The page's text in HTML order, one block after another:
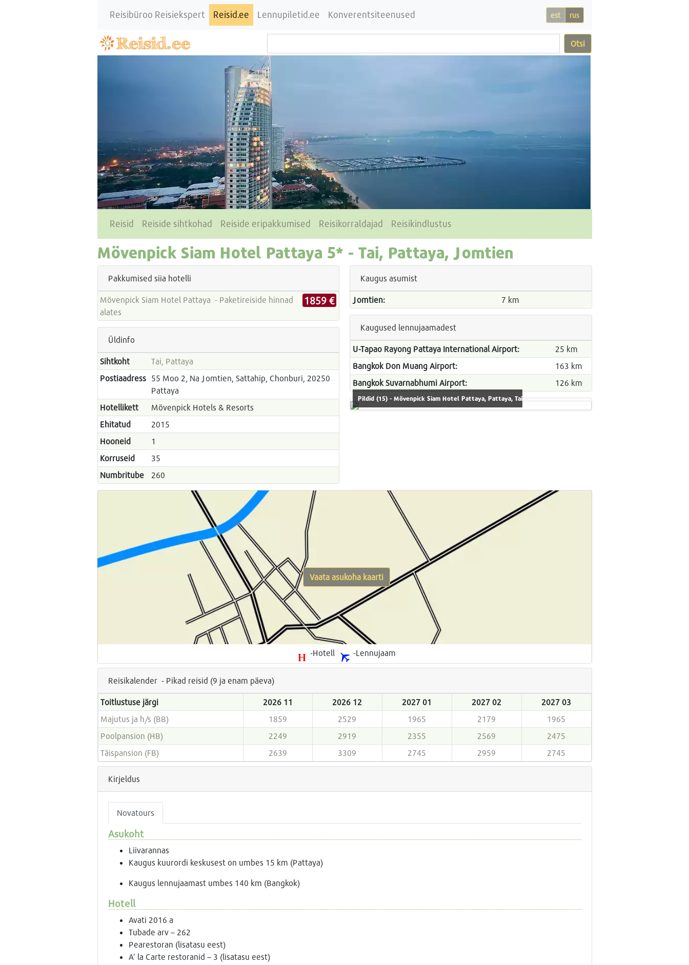
Reisibüroo Reisiekspert Reisid.ee Lennupiletid.ee Konverentsiteenused est rus
Otsi
Reisid Reiside sihtkohad Reiside eripakkumised Reisikorraldajad Reisikindlustus
Mövenpick Siam Hotel Pattaya 5* - Tai, Pattaya, Jomtien
Pakkumised siia hotelli
Mövenpick Siam Hotel Pattaya - Paketireiside hinnad
alates
1859 €
Üldinfo
Sihtkoht
Tai, Pattaya
Postiaadress 55 Moo 2, Na Jomtien, Sattahip, Chonburi, 20250
Pattaya
Hotellikett
Mövenpick Hotels & Resorts
Ehitatud
2015
Hooneid
1
Korruseid
35
Numbritube
260
Kaugus asumist
Jomtien: 7 km
Kaugused lennujaamadest
U-Tapao Rayong Pattaya International Airport:
25 km
Bangkok Don Muang Airport:
163 km
Bangkok Suvarnabhumi Airport:
126 km
Pildid (15) - Mövenpick Siam Hotel Pattaya, Pattaya, Tai
-Hotell -Lennujaam
Vaata asukoha kaarti
Reisikalender - Pikad reisid (9 ja enam päeva)
Toitlustuse järgi 2026 11 2026 12 2027 01 2027 02
2027 03
Majutus ja h/s (BB)
1859 2529 1965 2179
1965
Poolpansion (HB)
2249 2919 2355 2569
2475
Täispansion (FB)
2639 3309 2745 2959 2745
Kirjeldus
Novatours
Asukoht
Liivarannas
Kaugus kuurordi keskusest on umbes 15 km (Pattaya)
Kaugus lennujaamast umbes 140 km (Bangkok)
Hotell
Avati 2016 a
Tubade arv – 262
Pearestoran (lisatasu eest)
A' la Carte restoranid – 3 (lisatasu eest)